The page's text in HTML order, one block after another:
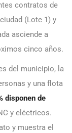
contratos de
(Lote 1) y
asciende a
cinco años.
del municipio, la
y una flota
disponen de
y eléctricos.
y muestra el